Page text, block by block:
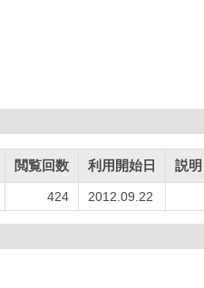
閲覧回数 利用開始日 説明
424 2012.09.22